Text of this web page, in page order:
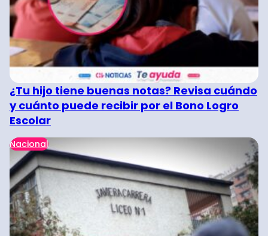
¿Tu hijo tiene buenas notas? Revisa cuándo
y cuánto puede recibir por el Bono Logro
Escolar
Nacional